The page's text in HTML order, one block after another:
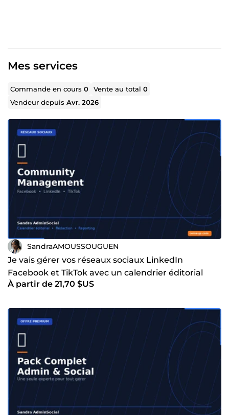
Mes services
Commande en cours0 Vente au total0
Vendeur depuisAvr. 2026
SandraAMOUSSOUGUEN
Je vais gérer vos réseaux sociaux LinkedIn
Facebook et TikTok avec un calendrier éditorial
À partir de 21,70 $US